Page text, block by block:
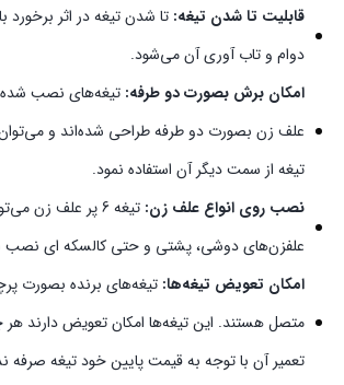
قابلیت تا شدن تیغه: تا شدن تیغه در اثر
دوام و تاب آوری آن می‌شود.
امکان برش بصورت دو طرفه: تیغه‌های نصب
علف زن بصورت دو طرفه طراحی شده‌اند و
تیغه از سمت دیگر آن استفاده نمود.
نصب روی انواع علف زن:
تیغه 6 پر علف زن
علفزن‌های دوشی، پشتی و حتی کالسکه ای نصب
امکان تعویض تیغه‌ها: تیغه‌های برنده بصورت
متصل هستند. این تیغه‌ها امکان تعویض دارند هر
تعمیر آن با توجه به قیمت پایین خود تیغه صرفه